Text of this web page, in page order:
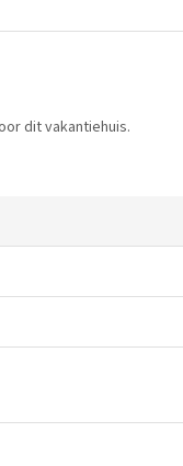
dit vakantiehuis.